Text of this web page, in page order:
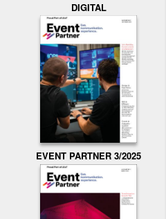
DIGITAL
EVENT PARTNER 3/2025